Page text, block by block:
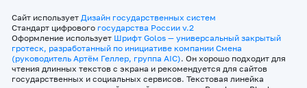
Сайт использует Дизайн государственных систем
Стандарт цифрового государства России v.2
Оформление использует Шрифт Golos — универсальный закрытый
гротеск, разработанный по инициативе компании Смена
(руководитель Артём Геллер, группа AIC). Он хорошо подходит для
чтения длинных текстов с экрана и рекомендуется для сайтов
государственных и социальных сервисов. Текстовая линейка